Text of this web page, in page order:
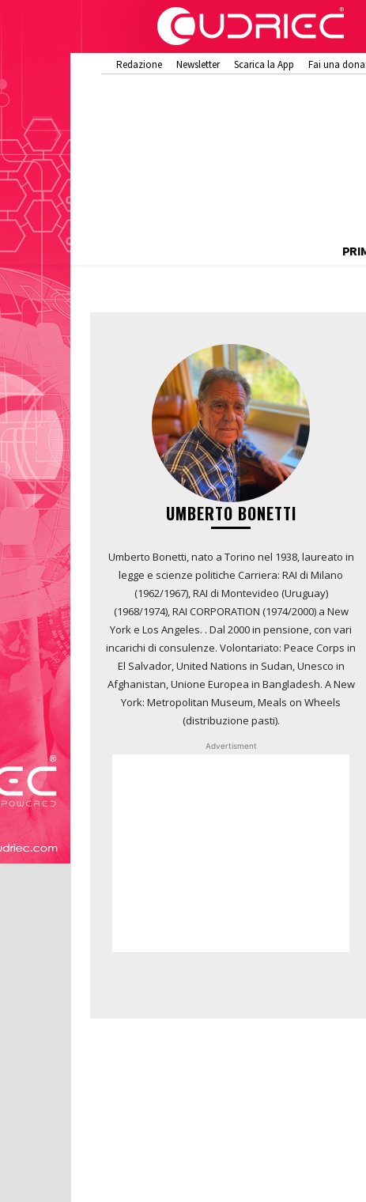
Redazione Newsletter Scarica la App Fai una
UMBERTO BONETTI
Umberto Bonetti, nato a Torino nel 1938, laureato in
legge e scienze politiche Carriera: RAI di Milano
(1962/1967), RAI di Montevideo (Uruguay)
(1968/1974), RAI CORPORATION (1974/2000) a New
York e Los Angeles. . Dal 2000 in pensione, con vari
incarichi di consulenze. Volontariato: Peace Corps in
El Salvador, United Nations in Sudan, Unesco in
Afghanistan, Unione Europea in Bangladesh. A New
York: Metropolitan Museum, Meals on Wheels
(distribuzione pasti).
Advertisment